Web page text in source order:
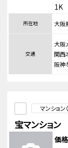
1K
所在地 大阪
交通
大阪
関西
阪神
マンション
宝マンション
価格